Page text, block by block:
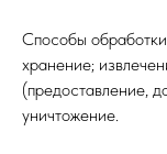
Способы
хранение;
(предоставление,
уничтожение.